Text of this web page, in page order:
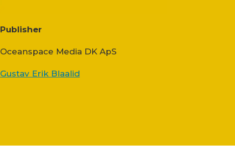
Publisher
Oceanspace Media DK ApS
Gustav Erik Blaalid